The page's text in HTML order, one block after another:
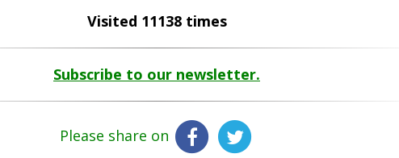
Visited 11138 times
Subscribe to our newsletter.
Please share on